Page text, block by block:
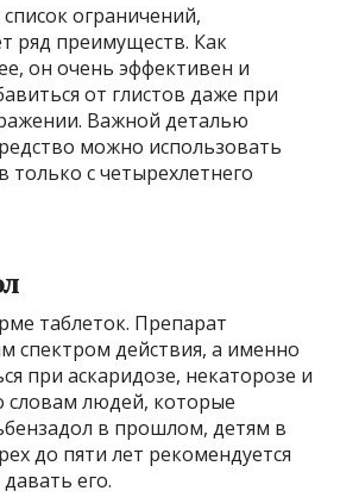
ограничений,
ряд преимуществ. Как
он очень эффективен и
от глистов даже при
Важной деталью
можно использовать
только с четырехлетнего
таблеток. Препарат
спектром действия, а именно
при аскаридозе, некаторозе и
словам людей, которые
в прошлом, детям в
до пяти лет рекомендуется
его.